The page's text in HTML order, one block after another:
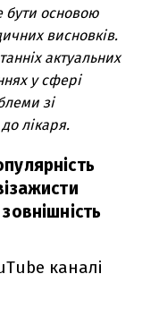
бути основою
висновків.
актуальних
у сфері
зі
лікаря.
каналі